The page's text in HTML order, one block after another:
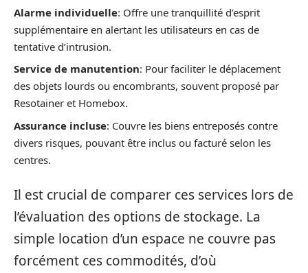
Alarme individuelle: Offre une tranquillité d’esprit
supplémentaire en alertant les utilisateurs en cas de
tentative d’intrusion.
Service de manutention: Pour faciliter le déplacement
des objets lourds ou encombrants, souvent proposé par
Resotainer et Homebox.
Assurance incluse: Couvre les biens entreposés contre
divers risques, pouvant être inclus ou facturé selon les
centres.
Il est crucial de comparer ces services lors de
l’évaluation des options de stockage. La
simple location d’un espace ne couvre pas
forcément ces commodités, d’où